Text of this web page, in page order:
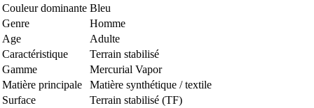
Couleur dominante Bleu
Genre
Homme
Age
Adulte
Caractéristique
Terrain stabilisé
Gamme
Mercurial Vapor
Matière principale
Matière synthétique / textile
Surface
Terrain stabilisé (TF)